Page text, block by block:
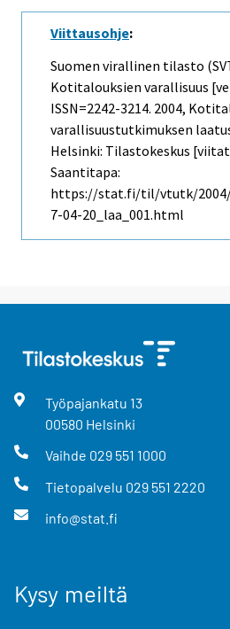
Viittausohje:
Suomen virallinen tilasto
Kotitalouksien varallisuus
ISSN=2242-3214. 2004,
varallisuustutkimuksen
Helsinki: Tilastokeskus
Saantitapa:
https://stat.fi/til/vtutk/2004/
7-04-20_laa_001.html
Työpajankatu 13
00580 Helsinki
Vaihde 029 551 1000
Tietopalvelu 029 551 2220
info@stat.fi
Kysy meiltä